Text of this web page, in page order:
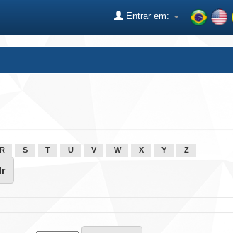
Entrar em:
R S T U V W X Y Z